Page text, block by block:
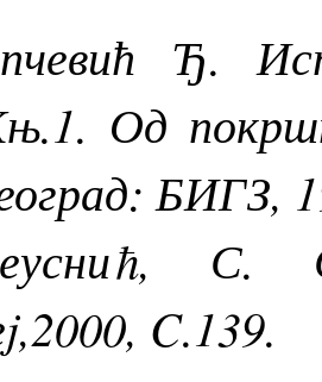
Ђ.
Од
БИГЗ,
С.
C.139.